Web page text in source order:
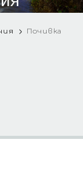
Почивка